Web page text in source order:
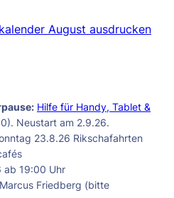
August ausdrucken
Hilfe für Handy, Tablet &
Neustart am 2.9.26.
23.8.26 Rikschafahrten
ab 19:00 Uhr
Friedberg (bitte